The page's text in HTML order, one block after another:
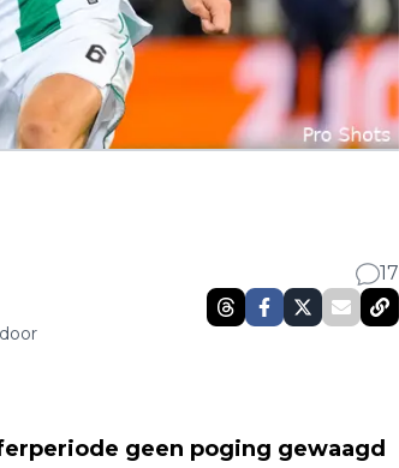
17
geen poging gewaagd